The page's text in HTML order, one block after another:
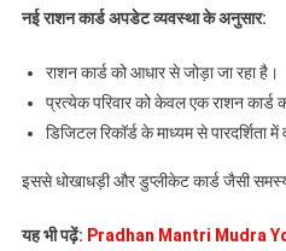
नईराशनकार्डअपडेटव्यवस्थाकेअनुसार:
राशन कार्ड को आधार से जोड़ा जा रहा है।
प्रत्येक परिवार को केवल एक राशन कार्ड
डिजिटल रिकॉर्ड के माध्यम से पारदर्शिता में
इससे धोखाधड़ी और डुप्लीकेट कार्ड जैसी
यह भी पढ़ें: Pradhan Mantri Mudra